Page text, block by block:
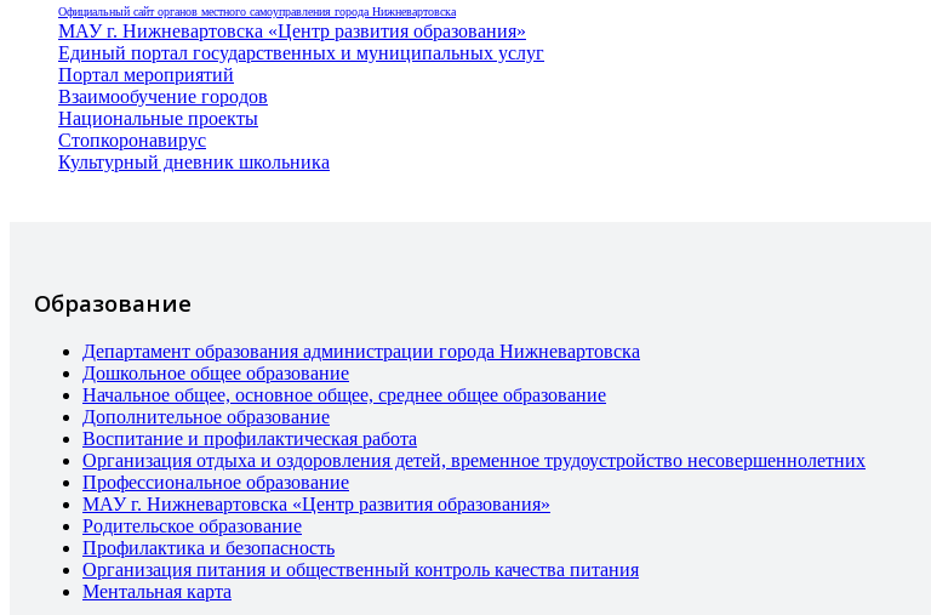
Официальный сайт органов местного самоуправления города Нижневартовска
МАУ г. Нижневартовска «Центр развития образования»
Единый портал государственных и муниципальных услуг
Портал мероприятий
Взаимообучение городов
Национальные проекты
Стопкоронавирус
Культурный дневник школьника
Образование
Департамент образования администрации города Нижневартовска
Дошкольное общее образование
Начальное общее, основное общее, среднее общее образование
Дополнительное образование
Воспитание и профилактическая работа
Организация отдыха и оздоровления детей, временное трудоустройство несовершеннолетних
Профессиональное образование
МАУ г. Нижневартовска «Центр развития образования»
Родительское образование
Профилактика и безопасность
Организация питания и общественный контроль качества питания
Ментальная карта